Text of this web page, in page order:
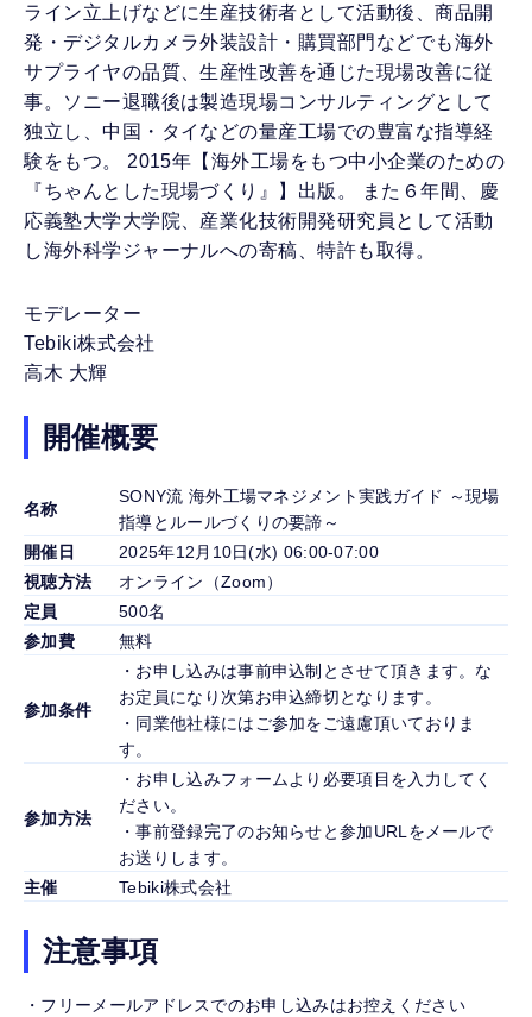
ライン立上げなどに生産技術者として活動後、商品開
発・デジタルカメラ外装設計・購買部門などでも海外
サプライヤの品質、生産性改善を通じた現場改善に従
事。ソニー退職後は製造現場コンサルティングとして
独立し、中国・タイなどの量産工場での豊富な指導経
験をもつ。 2015年【海外工場をもつ中小企業のための
『ちゃんとした現場づくり』】出版。 また６年間、慶
応義塾大学大学院、産業化技術開発研究員として活動
し海外科学ジャーナルへの寄稿、特許も取得。
モデレーター
Tebiki株式会社
高木 大輝
開催概要
名称
SONY流 海外工場マネジメント実践ガイド ～現場
指導とルールづくりの要諦～
開催日
2025年12月10日(水) 06:00-07:00
視聴方法
オンライン（Zoom）
定員
500名
参加費
無料
参加条件
・お申し込みは事前申込制とさせて頂きます。な
お定員になり次第お申込締切となります。
・同業他社様にはご参加をご遠慮頂いておりま
す。
参加方法
・お申し込みフォームより必要項目を入力してく
ださい。
・事前登録完了のお知らせと参加URLをメールで
お送りします。
主催
Tebiki株式会社
注意事項
・フリーメールアドレスでのお申し込みはお控えください